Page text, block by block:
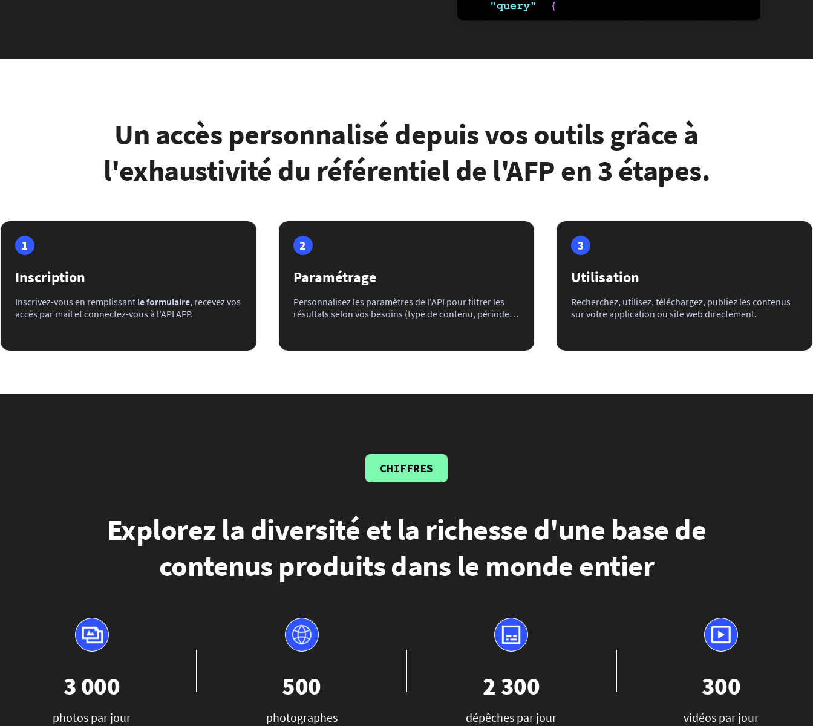
Un accès personnalisé depuis vos outils grâce à
l'exhaustivité du référentiel de l'AFP en 3 étapes.
1
Inscription
Inscrivez-vous en remplissant le formulaire, recevez vos
accès par mail et connectez-vous à l'API AFP.
2
Paramétrage
Personnalisez les paramètres de l'API pour filtrer les
résultats selon vos besoins (type de contenu, période,
dans votre application ou site web.
3
Utilisation
Recherchez, utilisez, téléchargez, publiez les contenus
sur votre application ou site web directement.
CHIFFRES
Explorez la diversité et la richesse d'une base de
contenus produits dans le monde entier
3 000
photos par jour
500
photographes
2 300
dépêches par jour
300
vidéos par jour